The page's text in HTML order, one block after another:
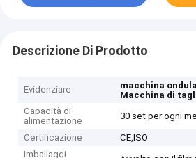
Descrizione Di Prodotto
Evidenziare macchina
Macchina di
Capacità di
alimentazione
30 set per ogni
Certificazione
CE,ISO
Imballaggi